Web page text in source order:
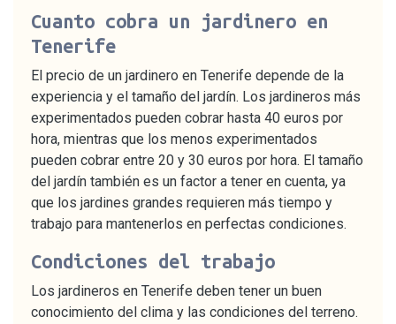
Cuanto cobra un jardinero en
Tenerife
El precio de un jardinero en Tenerife depende de la
experiencia y el tamaño del jardín. Los jardineros más
experimentados pueden cobrar hasta 40 euros por
hora, mientras que los menos experimentados
pueden cobrar entre 20 y 30 euros por hora. El tamaño
del jardín también es un factor a tener en cuenta, ya
que los jardines grandes requieren más tiempo y
trabajo para mantenerlos en perfectas condiciones.
Condiciones del trabajo
Los jardineros en Tenerife deben tener un buen
conocimiento del clima y las condiciones del terreno.